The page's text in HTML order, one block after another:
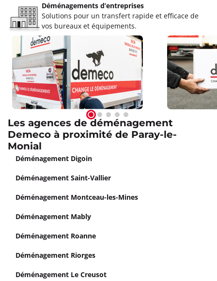
Déménagements d’entreprises
Solutions pour un transfert rapide et efficace de
vos bureaux et équipements.
Les agences de déménagement
Demeco à proximité de Paray-le-
Monial
Déménagement Digoin
Déménagement Saint-Vallier
Déménagement Montceau-les-Mines
Déménagement Mably
Déménagement Roanne
Déménagement Riorges
Déménagement Le Creusot